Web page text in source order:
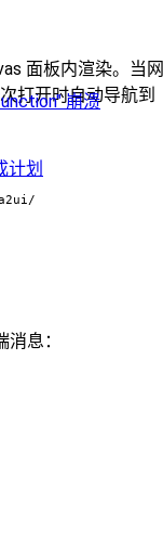
崩溃
计划
面板内渲染。当网
打开时自动导航到
息：